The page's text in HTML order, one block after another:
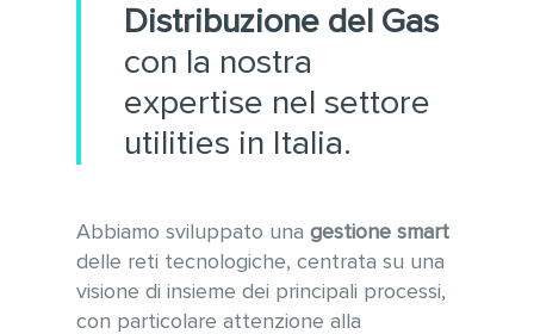
Distribuzione del Gas
con la nostra
expertise nel settore
utilities in Italia.
Abbiamo sviluppato unagestione smart
delle reti tecnologiche, centrata su una
visione di insieme dei principali processi,
con particolare attenzionealla